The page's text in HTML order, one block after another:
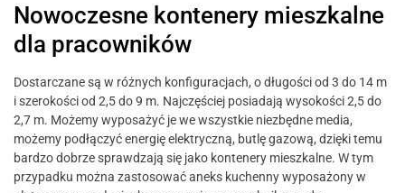
Nowoczesne kontenery mieszkalne
dla pracowników
Dostarczane są w różnych konfiguracjach, o długości od 3 do 14 m
i szerokości od 2,5 do 9 m. Najczęściej posiadają wysokości 2,5 do
2,7 m. Możemy wyposażyć je we wszystkie niezbędne media,
możemy podłączyć energię elektryczną, butlę gazową, dzięki temu
bardzo dobrze sprawdzają się jako kontenery mieszkalne. W tym
przypadku można zastosować aneks kuchenny wyposażony w